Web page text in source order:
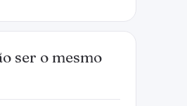
ser o mesmo